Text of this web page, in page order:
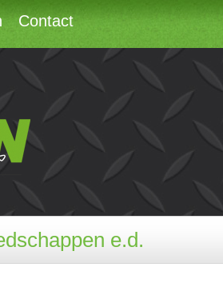
Contact
e.d.